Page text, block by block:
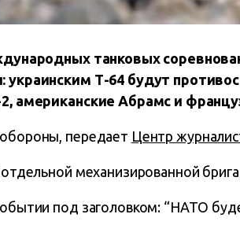
танковых
украинским Т-64 будут
американские Абрамс и
передает Центр
механизированной
под заголовком: “НАТО